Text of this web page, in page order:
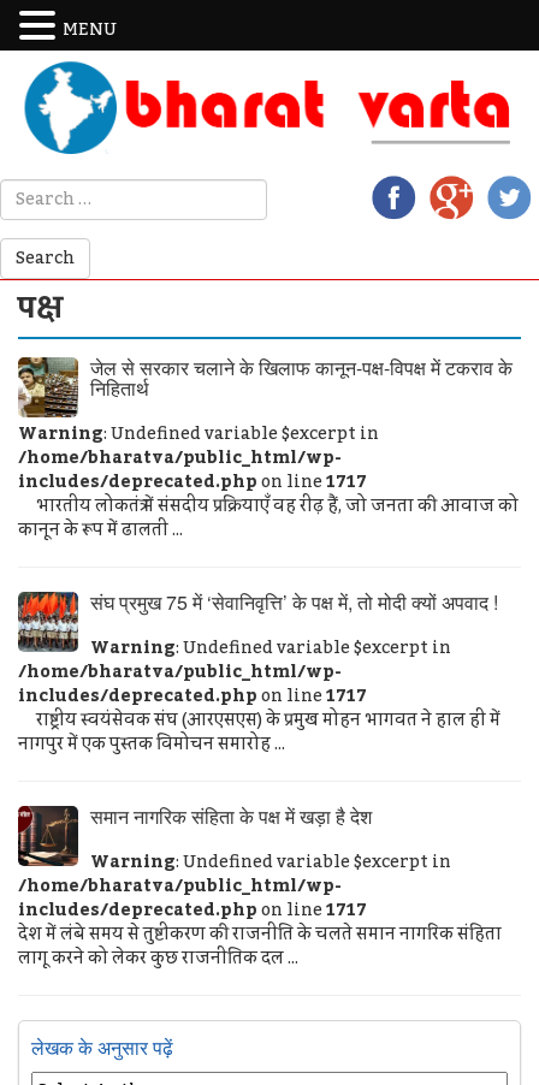
पक्ष
जेल से सरकार चलाने के खिलाफ कानून-पक्ष-विपक्ष में टकराव के
निहितार्थ
Warning: Undefined variable $excerpt in
/home/bharatva/public_html/wp-
includes/deprecated.phpon line1717
भारतीय लोकतंत्र में संसदीय प्रक्रियाएँ वह रीढ़ हैं, जो जनता की आवाज को
कानून के रूप में ढालती ...
संघ प्रमुख 75 में ‘सेवानिवृत्ति’ के पक्ष में, तो मोदी क्यों अपवाद !
Warning: Undefined variable $excerpt in
/home/bharatva/public_html/wp-
includes/deprecated.phpon line1717
राष्ट्रीय स्वयंसेवक संघ (आरएसएस) के प्रमुख मोहन भागवत ने हाल ही में
नागपुर में एक पुस्तक विमोचन समारोह ...
समान नागरिक संहिता के पक्ष में खड़ा है देश
Warning: Undefined variable $excerpt in
/home/bharatva/public_html/wp-
includes/deprecated.phpon line1717
देश में लंबे समय से तुष्टीकरण की राजनीति के चलते समान नागरिक संहिता
लागू करने को लेकर कुछ राजनीतिक दल ...
लेखक के अनुसार पढ़ें
MENU